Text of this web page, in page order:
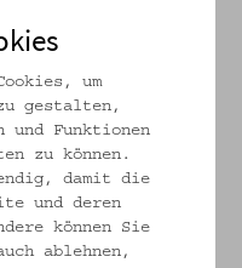
YouTube
spolužitia v
do akej miery sa
politickou
um
gestalten,
und Funktionen
zu können.
damit die
und deren
können Sie
ablehnen,